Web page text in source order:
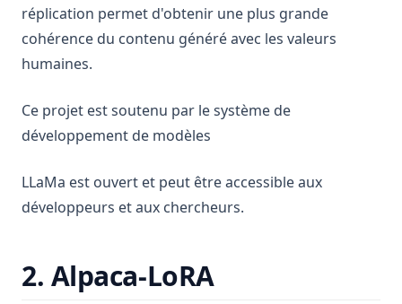
réplication permet d'obtenir une plus grande
cohérence du contenu généré avec les valeurs
humaines.
Ce projet est soutenu par le système de
développement de modèles
LLaMa est ouvert et peut être accessible aux
développeurs et aux chercheurs.
2. Alpaca-LoRA